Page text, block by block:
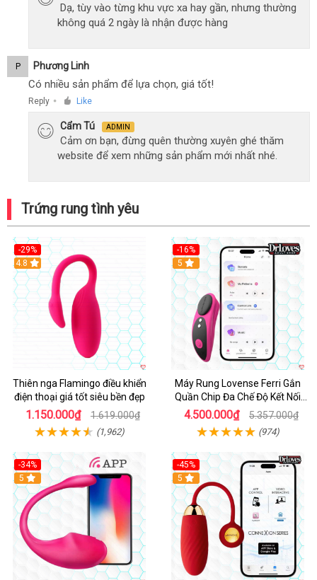
Dạ, tùy vào từng khu vực xa hay gần, nhưng thường
không quá 2 ngày là nhận được hàng
P Phương Linh
Có nhiều sản phẩm để lựa chọn, giá tốt!
Reply ● Like
Cẩm Tú ADMIN
Cảm ơn bạn, đừng quên thường xuyên ghé thăm
website để xem những sản phẩm mới nhất nhé.
Trứng rung tình yêu
-29%
Hot
4.8
Thiên nga Flamingo điều khiển
điện thoại giá tốt siêu bền đẹp
1.150.000₫ 1.619.000₫
(1,962)
-16%
Hot
5
Máy Rung Lovense Ferri Gắn
Quần Chip Đa Chế Độ Kết Nối
App
4.500.000₫ 5.357.000₫
(974)
-34%
5
-45%
Hot
5